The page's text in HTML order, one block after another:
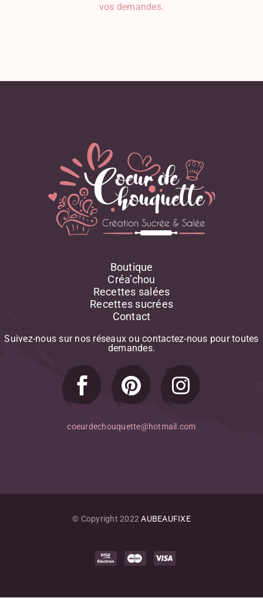
vos demandes.
Boutique
Créa’chou
Recettes salées
Recettes sucrées
Contact
Suivez-nous sur nos réseaux ou contactez-nous pour toutes
demandes.
coeurdechouquette@hotmail.com
© Copyright 2022 AUBEAUFIXE